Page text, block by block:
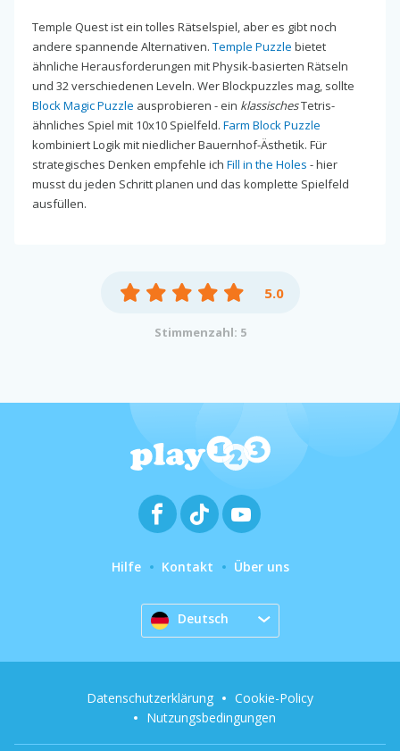
Temple Quest ist ein tolles Rätselspiel, aber es gibt noch
andere spannende Alternativen. Temple Puzzle bietet
ähnliche Herausforderungen mit Physik-basierten Rätseln
und 32 verschiedenen Leveln. Wer Blockpuzzles mag, sollte
Block Magic Puzzle ausprobieren - ein klassischesTetris-
ähnliches Spiel mit 10x10 Spielfeld. Farm Block Puzzle
kombiniert Logik mit niedlicher Bauernhof-Ästhetik. Für
strategisches Denken empfehle ich Fill in the Holes - hier
musst du jeden Schritt planen und das komplette Spielfeld
ausfüllen.
5.0
Stimmenzahl: 5
Hilfe Kontakt Über uns
Deutsch
Datenschutzerklärung
Cookie-Policy
Nutzungsbedingungen